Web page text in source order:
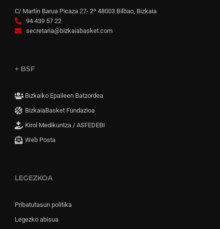
C/ Martín Barua Picaza 27- 2º 48003 Bilbao, Bizkaia
94 439 57 22
secretaria@bizkaiabasket.com
+ BSF
Bizkaiko Epaileen Batzordea
BizkaiaBasket Fundazioa
Kirol Medikuntza / ASFEDEBI
Web Posta
LEGEZKOA
Pribatutasun politika
Legezko abisua